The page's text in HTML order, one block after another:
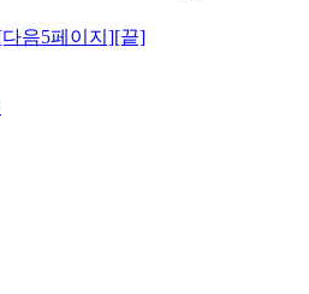
음5페이지][끝]